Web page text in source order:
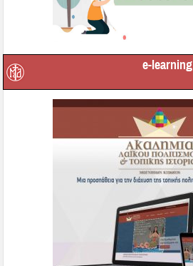
e-learning